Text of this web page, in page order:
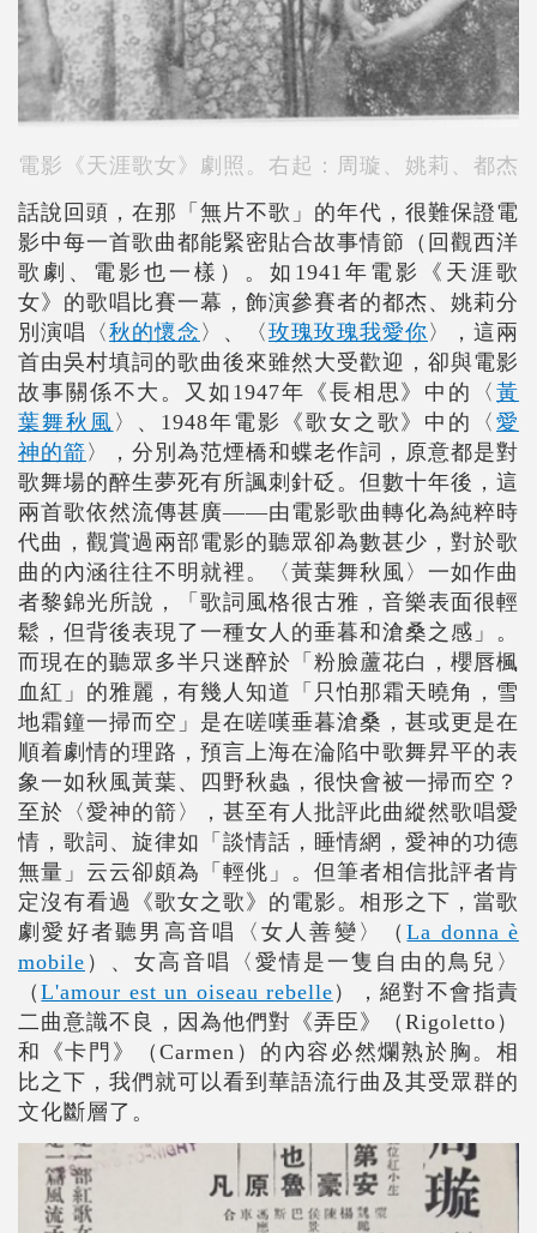
電影《天涯歌女》劇照。右起：周璇、姚莉、都杰
話說回頭，在那「無片不歌」的年代，很難保證電
影中每一首歌曲都能緊密貼合故事情節（回觀西洋
歌劇、電影也一樣）。如1941年電影《天涯歌
女》的歌唱比賽一幕，飾演參賽者的都杰、姚莉分
別演唱〈秋的懷念 〉、〈玫瑰玫瑰我愛你〉，這兩
首由吳村填詞的歌曲後來雖然大受歡迎，卻與電影
故事關係不大。又如1947年《長相思》中的〈 黃
葉舞秋風 〉、1948年電影《歌女之歌》中的〈愛
神的箭〉，分別為范煙橋和蝶老作詞，原意都是對
歌舞場的醉生夢死有所諷刺針砭。但數十年後，這
兩首歌依然流傳甚廣――由電影歌曲轉化為純粹時
代曲，觀賞過兩部電影的聽眾卻為數甚少，對於歌
曲的內涵往往不明就裡。〈黃葉舞秋風〉一如作曲
者黎錦光所說，「歌詞風格很古雅，音樂表面很輕
鬆，但背後表現了一種女人的垂暮和滄桑之感」。
而現在的聽眾多半只迷醉於「粉臉蘆花白，櫻唇楓
血紅」的雅麗，有幾人知道「只怕那霜天曉角，雪
地霜鐘一掃而空」是在嗟嘆垂暮滄桑，甚或更是在
順着劇情的理路，預言上海在淪陷中歌舞昇平的表
象一如秋風黃葉、四野秋蟲，很快會被一掃而空？
至於〈愛神的箭〉，甚至有人批評此曲縱然歌唱愛
情，歌詞、旋律如「談情話，睡情網，愛神的功德
無量」云云卻頗為「輕佻」。但筆者相信批評者肯
定沒有看過《歌女之歌》的電影。相形之下，當歌
劇愛好者聽男高音唱〈女人善變〉（La donna è
mobile ）、女高音唱〈愛情是一隻自由的鳥兒〉
（L'amour est un oiseau rebelle ），絕對不會指責
二曲意識不良，因為他們對《弄臣》（Rigoletto）
和《卡門》（Carmen）的內容必然爛熟於胸。相
比之下，我們就可以看到華語流行曲及其受眾群的
文化斷層了。